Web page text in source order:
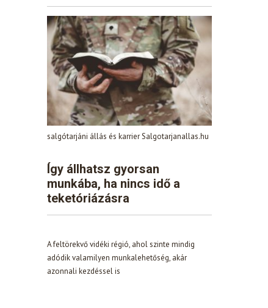
salgótarjáni állás és karrier Salgotarjanallas.hu
Így állhatsz gyorsan
munkába, ha nincs idő a
teketóriázásra
A feltörekvő vidéki régió, ahol szinte mindig
adódik valamilyen munkalehetőség, akár
azonnali kezdéssel is